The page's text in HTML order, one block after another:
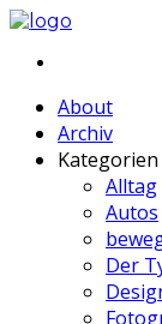
About
Archiv
Kategorien
Alltag
Autos
Der